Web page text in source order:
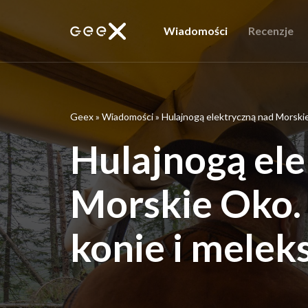
Wiadomości Recenzje
Geex» Wiadomości» Hulajnogą elektryczną nad
Hulajnogą
Morskie Oko.
konie i